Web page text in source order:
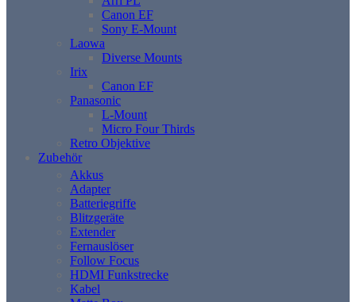
Canon EF
Sony E-Mount
Laowa
Diverse Mounts
Irix
Canon EF
Panasonic
L-Mount
Micro Four Thirds
Retro Objektive
Zubehör
Akkus
Adapter
Batteriegriffe
Blitzgeräte
Extender
Fernauslöser
Follow Focus
HDMI Funkstrecke
Kabel